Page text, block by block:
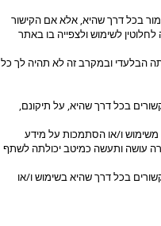
בכל דרך שהיא, אלא אם הקישור
לשימוש ולצפייה בו באתר
הבלעדי ובמקרב זה לא תהיה לך כל
בכל דרך שהיא, על תיקונם,
משימוש ו/או הסתמכות על מידע
עושה ותעשה כמיטב יכולתה לשתף
בכל דרך שהיא בשימוש ו/או